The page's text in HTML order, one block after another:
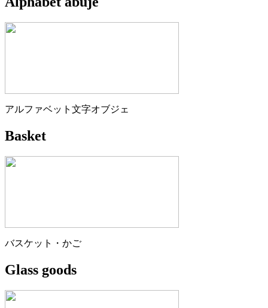
アルファベット文字オブジェ
Basket
バスケット・かご
Glass goods